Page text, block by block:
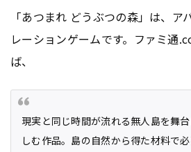
「あつまれ どうぶつの森」は、ア
レーションゲームです。ファミ通
ば、
現実と同じ時間が流れる無人島を舞
しむ作品。島の自然から得た材料で